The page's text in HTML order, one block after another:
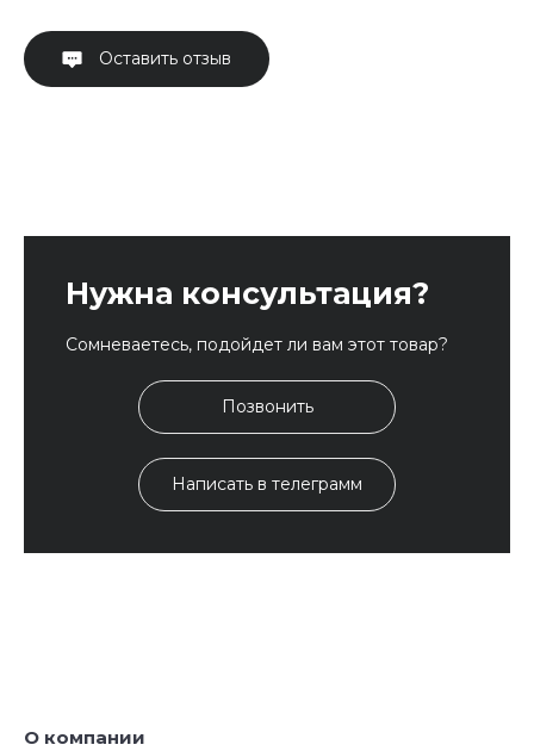
Оставить отзыв
Нужна консультация?
Сомневаетесь, подойдет ли вам этот товар?
Позвонить
Написать в телеграмм
О компании